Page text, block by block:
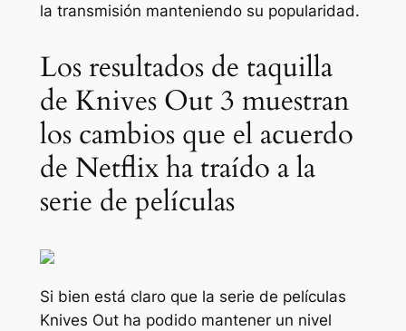
la transmisión manteniendo su popularidad.
Los resultados de taquilla
de Knives Out 3 muestran
los cambios que el acuerdo
de Netflix ha traído a la
serie de películas
Si bien está claro que la serie de películas
Knives Out ha podido mantener un nivel